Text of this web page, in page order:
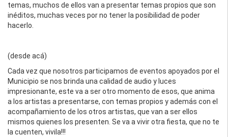
temas, muchos de ellos van a presentar temas propios que son
inéditos, muchas veces por no tener la posibilidad de poder
hacerlo.
(desde acá)
Cada vez que nosotros participamos de eventos apoyados por el
Municipio se nos brinda una calidad de audio y luces
impresionante, este va a ser otro momento de esos, que anima
a los artistas a presentarse, con temas propios y además con el
acompañamiento de los otros artistas, que van a ser ellos
mismos quienes los presenten. Se va a vivir otra fiesta, que no te
la cuenten, vivila!!!